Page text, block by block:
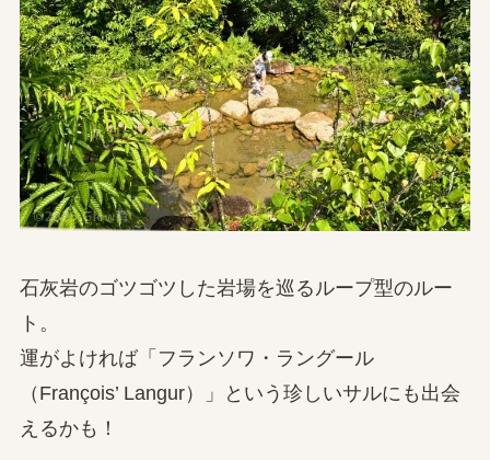
石灰岩のゴツゴツした岩場を巡るループ型のルー
ト。
運がよければ「フランソワ・ラングール
（François’ Langur）」という珍しいサルにも出会
えるかも！